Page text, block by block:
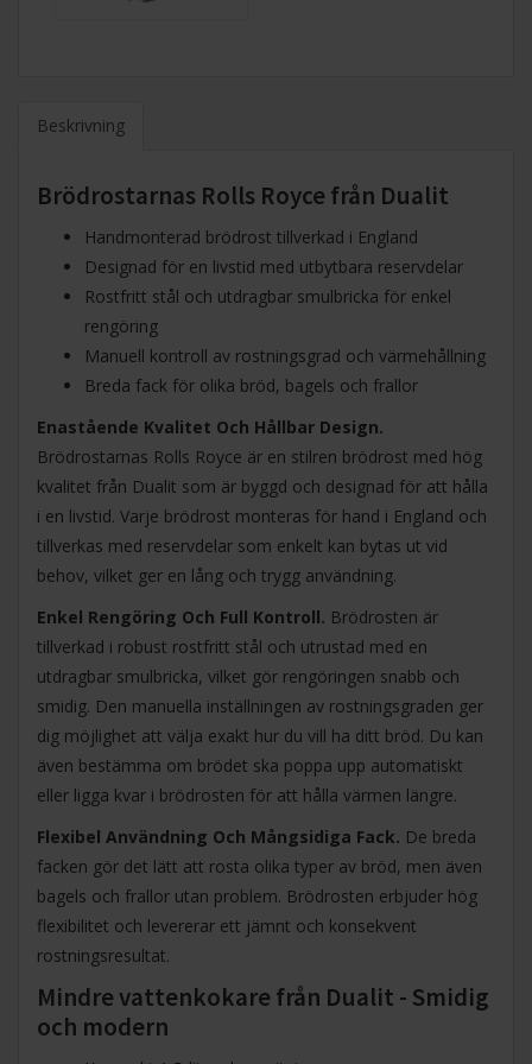
Beskrivning
Brödrostarnas Rolls Royce från Dualit
Handmonterad brödrost tillverkad i England
Designad för en livstid med utbytbara reservdelar
Rostfritt stål och utdragbar smulbricka för enkel
rengöring
Manuell kontroll av rostningsgrad och värmehållning
Breda fack för olika bröd, bagels och frallor
Enastående Kvalitet Och Hållbar Design.
Brödrostarnas Rolls Royce är en stilren brödrost med hög
kvalitet från Dualit som är byggd och designad för att hålla
i en livstid. Varje brödrost monteras för hand i England och
tillverkas med reservdelar som enkelt kan bytas ut vid
behov, vilket ger en lång och trygg användning.
Enkel Rengöring Och Full Kontroll. Brödrosten är
tillverkad i robust rostfritt stål och utrustad med en
utdragbar smulbricka, vilket gör rengöringen snabb och
smidig. Den manuella inställningen av rostningsgraden ger
dig möjlighet att välja exakt hur du vill ha ditt bröd. Du kan
även bestämma om brödet ska poppa upp automatiskt
eller ligga kvar i brödrosten för att hålla värmen längre.
Flexibel Användning Och Mångsidiga Fack. De breda
facken gör det lätt att rosta olika typer av bröd, men även
bagels och frallor utan problem. Brödrosten erbjuder hög
flexibilitet och levererar ett jämnt och konsekvent
rostningsresultat.
Mindre vattenkokare från Dualit - Smidig
och modern